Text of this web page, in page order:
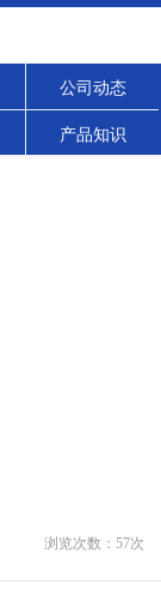
公司动态
产品知识
浏览次数： 57次